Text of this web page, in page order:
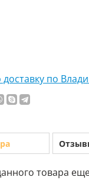
по
товара